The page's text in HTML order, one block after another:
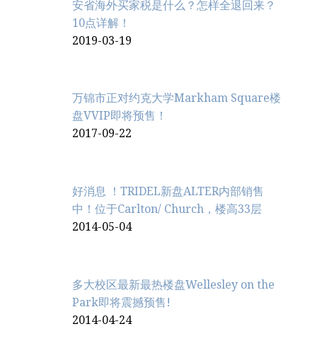
安省海外买家税是什么？怎样全退回来？
10点详解！
2019-03-19
万锦市正对约克大学Markham Square楼
盘VVIP即将预售！
2017-09-22
好消息 ！TRIDEL新盘ALTER内部销售
中！位于Carlton/ Church，楼高33层
2014-05-04
多大校区最新最热楼盘Wellesley on the
Park即将震撼预售!
2014-04-24